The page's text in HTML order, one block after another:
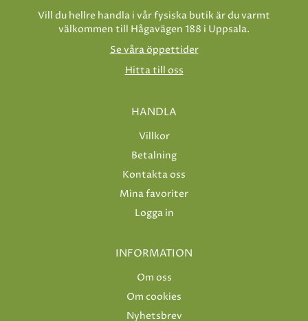
Vill du hellre handla i vår fysiska butik är du varmt
välkommen till Hågavägen 188 i Uppsala.
Se våra öppettider
Hitta till oss
HANDLA
Villkor
Betalning
Kontakta oss
Mina favoriter
Logga in
INFORMATION
Om oss
Om cookies
Nyhetsbrev